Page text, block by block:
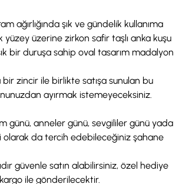
ağırlığında şık ve gündelik kullanıma
yüzey üzerine zirkon safir taşlı anka kuşu
bir duruşa sahip oval tasarım madalyon
zincir ile birlikte satışa sunulan bu
ayırmak istemeyeceksiniz.
günü, anneler günü, sevgililer günü yada
olarak da tercih edebileceğiniz şahane
güvenle satın alabilirsiniz, özel hediye
ile gönderilecektir.